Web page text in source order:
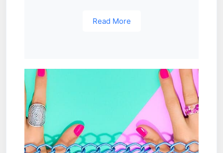
Read More